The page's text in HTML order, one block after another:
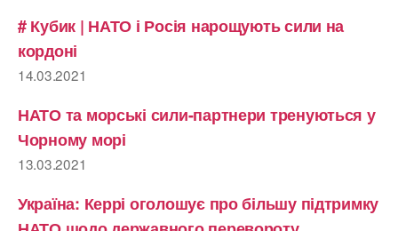
# Кубик | НАТО і Росія нарощують сили на
кордоні
14.03.2021
НАТО та морські сили-партнери тренуються у
Чорному морі
13.03.2021
Україна: Керрі оголошує про більшу підтримку